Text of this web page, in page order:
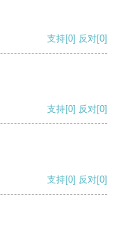
支持[0] 反对[0]
支持[0] 反对[0]
支持[0] 反对[0]